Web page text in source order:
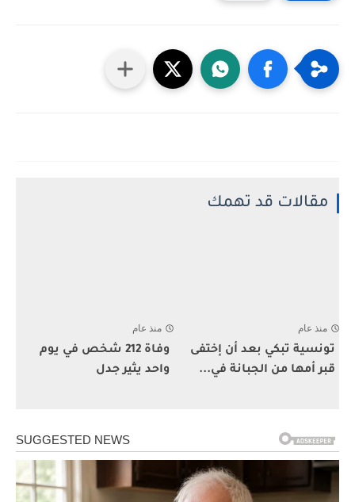
مقالات قد تهمك
منذ عام
تونسية تبكي بعد أن إختفى
قبر أمها من الجبانة في...
منذ عام
وفاة 212 شخص في يوم
واحد يثير جدل